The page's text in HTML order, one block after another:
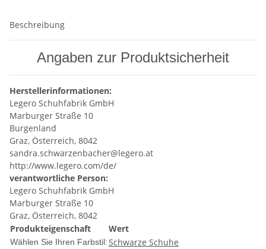
Beschreibung
Angaben zur Produktsicherheit
Herstellerinformationen:
Legero Schuhfabrik GmbH
Marburger Straße 10
Burgenland
Graz, Österreich, 8042
sandra.schwarzenbacher@legero.at
http://www.legero.com/de/
verantwortliche Person:
Legero Schuhfabrik GmbH
Marburger Straße 10
Graz, Österreich, 8042
Produkteigenschaft
Wert
Wählen Sie Ihren Farbstil:Schwarze Schuhe